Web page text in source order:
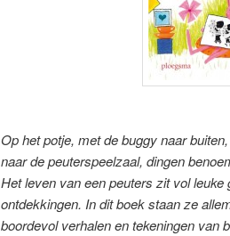
Op het potje, met de buggy naar
naar de peuterspeelzaal, dingen
Het leven van een peuters zit vol
ontdekkingen. In dit boek staan ze
boordevol verhalen en tekeningen van